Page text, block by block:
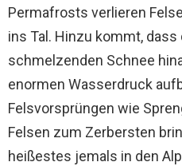
Permafrosts verlieren
ins Tal. Hinzu kommt, dass
schmelzenden Schnee
enormen Wasserdruck
Felsvorsprüngen wie
Felsen zum Zerbersten
heißestes jemals in den